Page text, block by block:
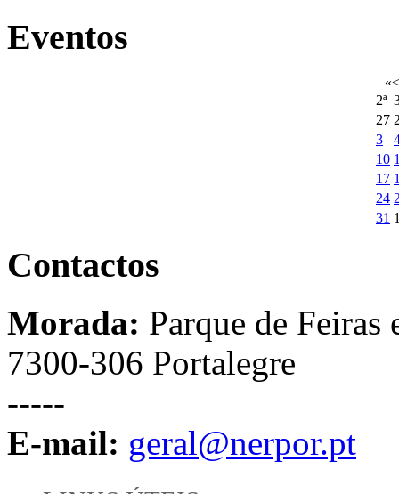
Eventos
«<
2ª
27
3
10
17
24
31
Contactos
Morada: Parque de Feiras
7300-306 Portalegre
-----
E-mail: geral@nerpor.pt